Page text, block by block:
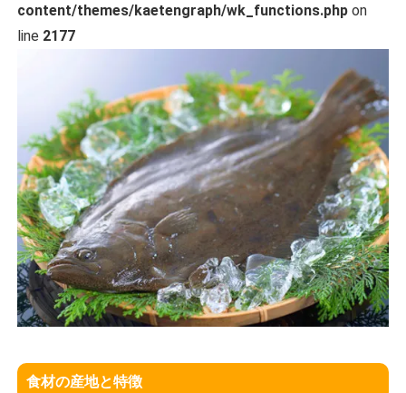
content/themes/kaetengraph/wk_functions.php on
line 2177
食材の産地と特徴